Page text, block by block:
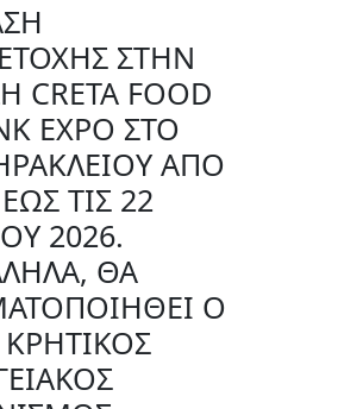
ΣΤΗΝ
CRETA FOOD
EXPO ΣΤΟ
ΑΠΟ
ΤΙΣ 22
2026.
ΘΑ
Ο